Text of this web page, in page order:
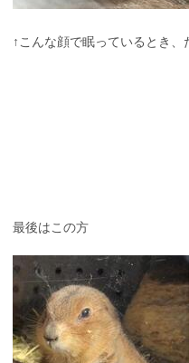
↑こんな顔で眠っているとき
最後はこの方